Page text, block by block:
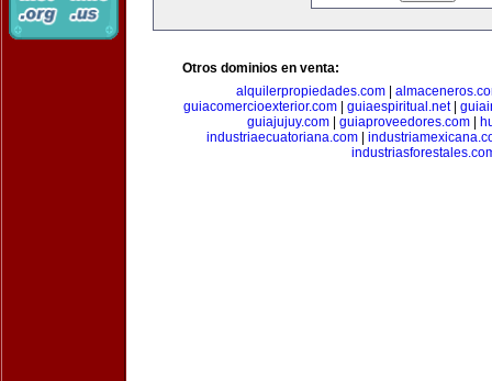
Otros dominios en venta:
alquilerpropiedades.com
guiacomercioexterior.com| guiaespiritual.net|
guiajujuy.com| guiaproveedores.com|
industriaecuatoriana.com|